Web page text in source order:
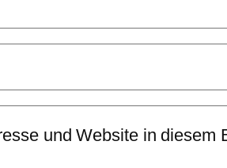
und Website in diesem